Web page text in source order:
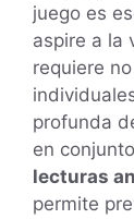
juego es
aspire a la
requiere
profunda
en
lecturas
permite